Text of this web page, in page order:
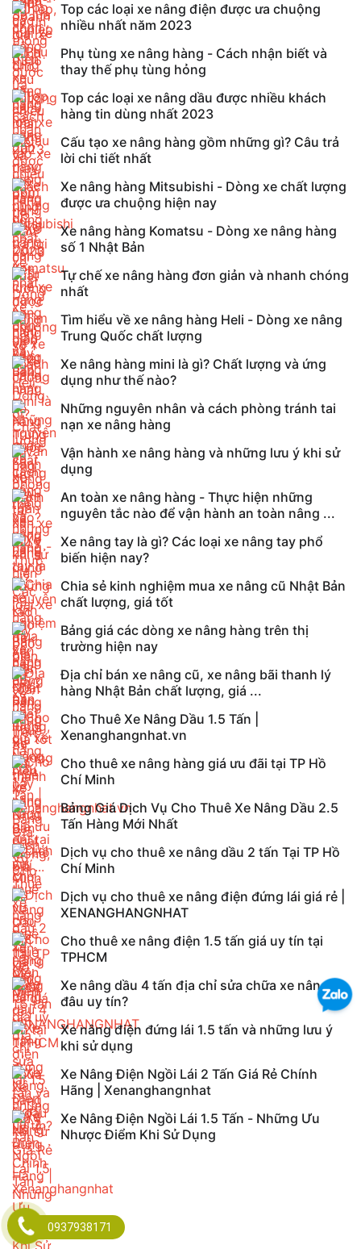
Top các loại xe nâng điện được ưa chuộng
nhiều nhất năm 2023
Phụ tùng xe nâng hàng - Cách nhận biết và
thay thế phụ tùng hỏng
Top các loại xe nâng dầu được nhiều khách
hàng tin dùng nhất 2023
Cấu tạo xe nâng hàng gồm những gì? Câu trả
lời chi tiết nhất
Xe nâng hàng Mitsubishi - Dòng xe chất lượng
được ưa chuộng hiện nay
Xe nâng hàng Komatsu - Dòng xe nâng hàng
số 1 Nhật Bản
Tự chế xe nâng hàng đơn giản và nhanh chóng
nhất
Tìm hiểu về xe nâng hàng Heli - Dòng xe nâng
Trung Quốc chất lượng
Xe nâng hàng mini là gì? Chất lượng và ứng
dụng như thế nào?
Những nguyên nhân và cách phòng tránh tai
nạn xe nâng hàng
Vận hành xe nâng hàng và những lưu ý khi sử
dụng
An toàn xe nâng hàng - Thực hiện những
nguyên tắc nào để vận hành an toàn nâng ...
Xe nâng tay là gì? Các loại xe nâng tay phổ
biến hiện nay?
Chia sẻ kinh nghiệm mua xe nâng cũ Nhật Bản
chất lượng, giá tốt
Bảng giá các dòng xe nâng hàng trên thị
trường hiện nay
Địa chỉ bán xe nâng cũ, xe nâng bãi thanh lý
hàng Nhật Bản chất lượng, giá ...
Cho Thuê Xe Nâng Dầu 1.5 Tấn |
Xenanghangnhat.vn
Cho thuê xe nâng hàng giá ưu đãi tại TP Hồ
Chí Minh
Bảng Giá Dịch Vụ Cho Thuê Xe Nâng Dầu 2.5
Tấn Hàng Mới Nhất
Dịch vụ cho thuê xe nâng dầu 2 tấn Tại TP Hồ
Chí Minh
Dịch vụ cho thuê xe nâng điện đứng lái giá rẻ |
XENANGHANGNHAT
Cho thuê xe nâng điện 1.5 tấn giá uy tín tại
TPHCM
Xe nâng dầu 4 tấn địa chỉ sửa chữa xe nâng ở
đâu uy tín?
Xe nâng điện đứng lái 1.5 tấn và những lưu ý
khi sử dụng
Xe Nâng Điện Ngồi Lái 2 Tấn Giá Rẻ Chính
Hãng | Xenanghangnhat
Xe Nâng Điện Ngồi Lái 1.5 Tấn - Những Ưu
Nhược Điểm Khi Sử Dụng
Dụng
0937938171